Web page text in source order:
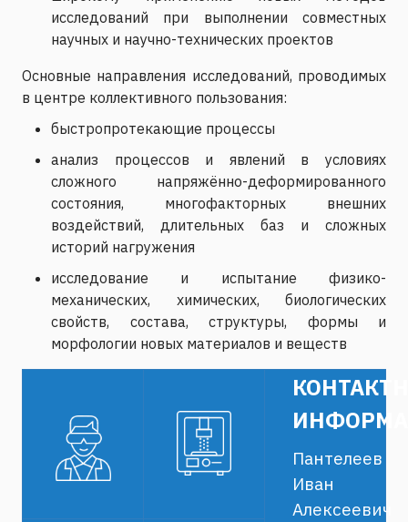
исследований при выполнении совместных
научных и научно-технических проектов
Основные направления исследований, проводимых
в центре коллективного пользования:
быстропротекающие процессы
анализ процессов и явлений в условиях
сложного напряжённо-деформированного
состояния, многофакторных внешних
воздействий, длительных баз и сложных
историй нагружения
исследование и испытание физико-
механических, химических, биологических
свойств, состава, структуры, формы и
морфологии новых материалов и веществ
Пантелеев
Иван
Алексеевич